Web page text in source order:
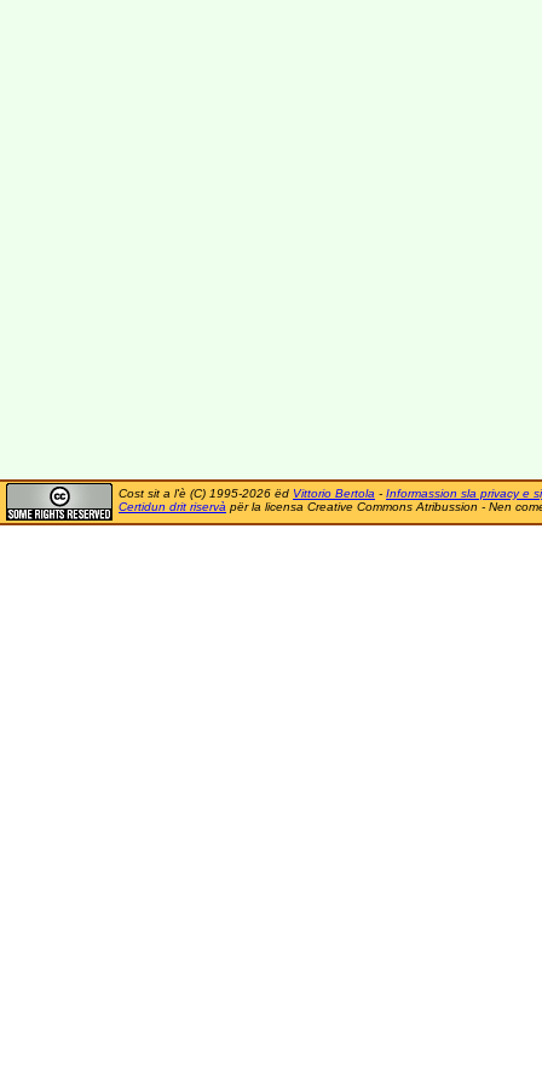
Cost sit a l'è (C) 1995-2026 ëd Vittorio Bertola - Informassion sla privacy e
Certidun drit riservà për la licensa Creative Commons Atribussion - Nen